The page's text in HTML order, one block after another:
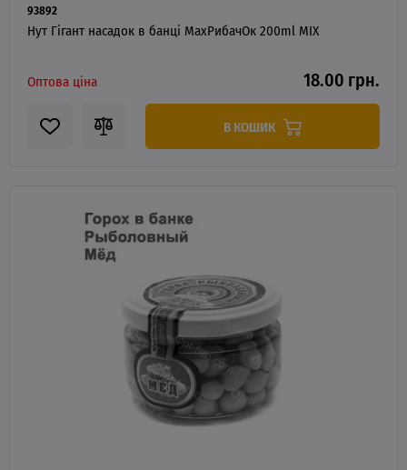
93892
Нут Гігант насадок в банці MaxРибачОк 200ml MIX
Оптова ціна 18.00 грн.
В КОШИК